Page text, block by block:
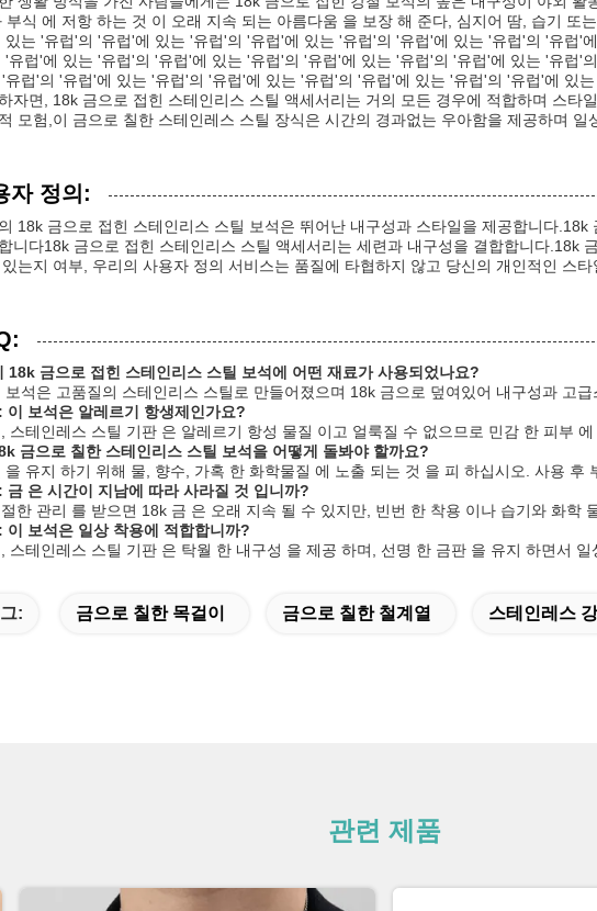
부식 에 저항 하는 것 이 오래 지속 되는 아름다움 을 보장 해 준다, 심지어 땀, 습기 또
있는 '유럽'의 '유럽'에 있는 '유럽'의 '유럽'에 있는 '유럽'의 '유럽'에 있는 '유럽'의 '유럽
'유럽'에 있는 '유럽'의 '유럽'에 있는 '유럽'의 '유럽'에 있는 '유럽'의 '유럽'에 있는 '유럽
'유럽'의 '유럽'에 있는 '유럽'의 '유럽'에 있는 '유럽'의 '유럽'에 있는 '유럽'의 '유럽'에 있
자면, 18k 금으로 접힌 스테인리스 스틸 액세서리는 거의 모든 경우에 적합하며 스
모험,이 금으로 칠한 스테인레스 스틸 장식은 시간의 경과없는 우아함을 제공하며 일
자 정의:
18k 금으로 접힌 스테인리스 스틸 보석은 뛰어난 내구성과 스타일을 제공합니다
니다18k 금으로 접힌 스테인리스 스틸 액세서리는 세련과 내구성을 결합합니다.18k
는지 여부, 우리의 사용자 정의 서비스는 품질에 타협하지 않고 당신의 개인적인 스
18k 금으로 접힌 스테인리스 스틸 보석에 어떤 재료가 사용되었나요?
보석은 고품질의 스테인리스 스틸로 만들어졌으며 18k 금으로 덮여있어 내구성과 고급
이 보석은 알레르기 항생제인가요?
스테인레스 스틸 기판 은 알레르기 항성 물질 이고 얼룩질 수 없으므로 민감 한 피부 에
금으로 칠한 스테인리스 스틸 보석을 어떻게 돌봐야 할까요?
을 유지 하기 위해 물, 향수, 가혹 한 화학물질 에 노출 되는 것 을 피 하십시오. 사용 후
금 은 시간이 지남에 따라 사라질 것 입니까?
한 관리 를 받으면 18k 금 은 오래 지속 될 수 있지만, 빈번 한 착용 이나 습기와 화학
이 보석은 일상 착용에 적합합니까?
스테인레스 스틸 기판 은 탁월 한 내구성 을 제공 하며, 선명 한 금판 을 유지 하면서 일
: 금으로 칠한 목걸이 금으로 칠한 철계열 스테인레스
관련 제품